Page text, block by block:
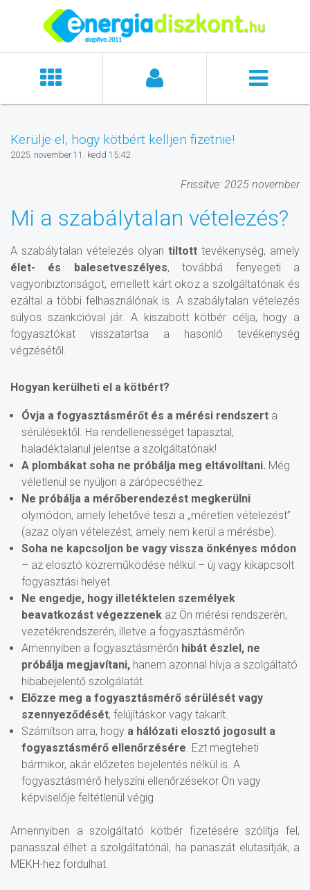
Kerülje el, hogy kötbért kelljen fizetnie!
2025. november 11. kedd 15:42
Frissítve: 2025 november
Mi a szabálytalan vételezés?
A szabálytalan vételezés olyan tiltott tevékenység, amely
élet- és balesetveszélyes, továbbá fenyegeti a
vagyonbiztonságot, emellett kárt okoz a szolgáltatónak és
ezáltal a többi felhasználónak is. A szabálytalan vételezés
súlyos szankcióval jár. A kiszabott kötbér célja, hogy a
fogyasztókat visszatartsa a hasonló tevékenység
végzésétől.
Hogyan kerülheti el a kötbért?
Óvja a fogyasztásmérőt és a mérési rendszert a
sérülésektől. Ha rendellenességet tapasztal,
haladéktalanul jelentse a szolgáltatónak!
A plombákat soha ne próbálja meg eltávolítani. Még
véletlenül se nyúljon a zárópecséthez.
Ne próbálja a mérőberendezést megkerülni
olymódon, amely lehetővé teszi a „méretlen vételezést”
(azaz olyan vételezést, amely nem kerül a mérésbe).
Soha ne kapcsoljon be vagy vissza önkényes módon
– az elosztó közreműködése nélkül – új vagy kikapcsolt
fogyasztási helyet.
Ne engedje, hogy illetéktelen személyek
beavatkozást végezzenek az Ön mérési rendszerén,
vezetékrendszerén, illetve a fogyasztásmérőn
Amennyiben a fogyasztásmérőn hibát észlel, ne
próbálja megjavítani, hanem azonnal hívja a szolgáltató
hibabejelentő szolgálatát.
Előzze meg a fogyasztásmérő sérülését vagy
szennyeződését, felújításkor vagy takarít.
Számítson arra, hogy a hálózati elosztó jogosult a
fogyasztásmérő ellenőrzésére. Ezt megteheti
bármikor, akár előzetes bejelentés nélkül is. A
fogyasztásmérő helyszíni ellenőrzésekor Ön vagy
képviselője feltétlenül végig
Amennyiben a szolgáltató kötbér fizetésére szólítja fel,
panasszal élhet a szolgáltatónál, ha panaszát elutasítják, a
MEKH-hez fordulhat.